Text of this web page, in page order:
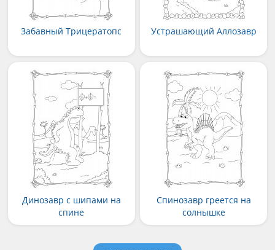
Забавный Трицератопс Устрашающий Аллозавр
Динозавр с шипами на
спине
Спинозавр греется на
солнышке